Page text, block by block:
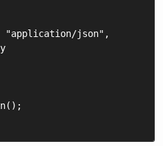
"application/json",